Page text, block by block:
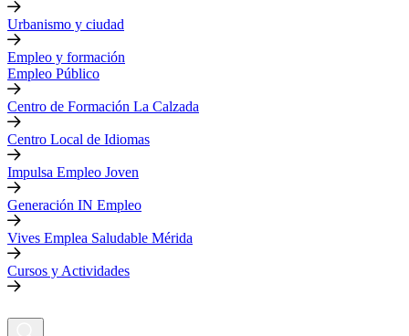
Urbanismo y ciudad
Empleo y formación
Empleo Público
Centro de Formación La Calzada
Centro Local de Idiomas
Impulsa Empleo Joven
Generación IN Empleo
Vives Emplea Saludable Mérida
Cursos y Actividades